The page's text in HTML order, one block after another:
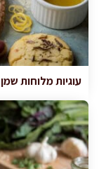
עוגיות מלוחות שמן